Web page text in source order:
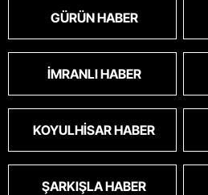
GÜRÜN HABER
İMRANLI HABER
KOYULHISAR HABER
ŞARKIŞLA HABER